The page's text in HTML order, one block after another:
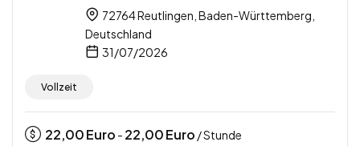
72764 Reutlingen, Baden-Württemberg,
Deutschland
31/07/2026
Vollzeit
22,00Euro - 22,00Euro / Stunde